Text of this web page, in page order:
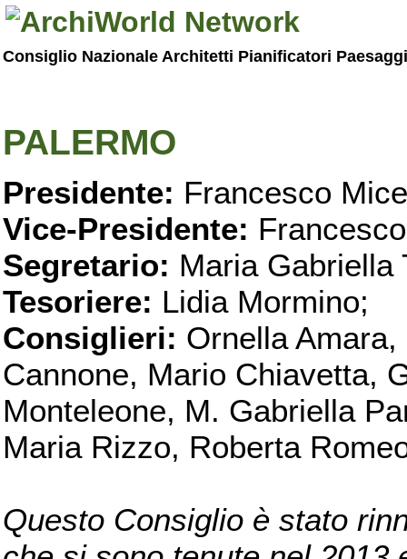
Consiglio Nazionale Architetti Pianificatori
PALERMO
Presidente: Francesco
Vice-Presidente:
Segretario: Maria Gabriella
Tesoriere: Lidia Mormino;
Consiglieri: Ornella
Cannone, Mario Chiavetta,
Monteleone, M. Gabriella
Maria Rizzo, Roberta
Questo Consiglio è stato